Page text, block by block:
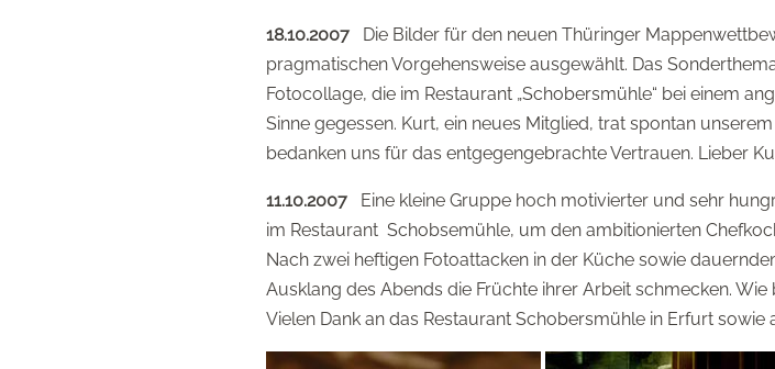
18.10.2007Die Bilder für den neuen Thüringer
pragmatischen Vorgehensweise ausgewählt. Das
Fotocollage, die im Restaurant „Schobersmühle“ bei einem
Sinne gegessen. Kurt, ein neues Mitglied, trat spontan
bedanken uns für das entgegengebrachte Vertrauen. Lieber
11.10.2007Eine kleine Gruppe hoch motivierter und sehr
im Restaurant Schobsemühle, um den ambitionierten
Nach zwei heftigen Fotoattacken in der Küche sowie
Ausklang des Abends die Früchte ihrer Arbeit schmecken.
Vielen Dank an das Restaurant Schobersmühle in Erfurt sowie